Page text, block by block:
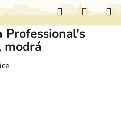
Hledat
KOŠÍK
Professional's
modrá